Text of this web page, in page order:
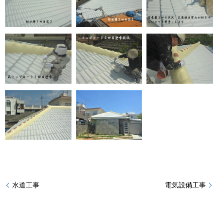
水道工事 電気設備工事